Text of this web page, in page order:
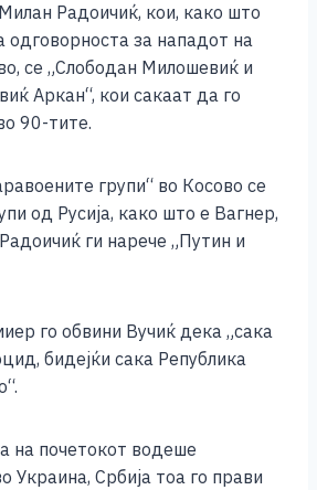
Радоичиќ, кои, како што
одговорноста за нападот на
се „Слободан Милошевиќ и
Аркан“, кои сакаат да го
90-тите.
групи“ во Косово се
од Русија, како што е Вагнер,
ги нарече „Путин и
го обвини Вучиќ дека „сака
бидејќи сака Република
на почетокот водеше
Украина, Србија тоа го прави